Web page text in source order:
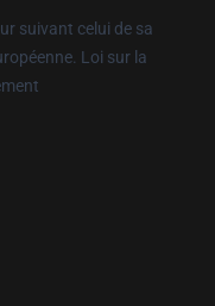
suivant celui de sa
Loi sur la